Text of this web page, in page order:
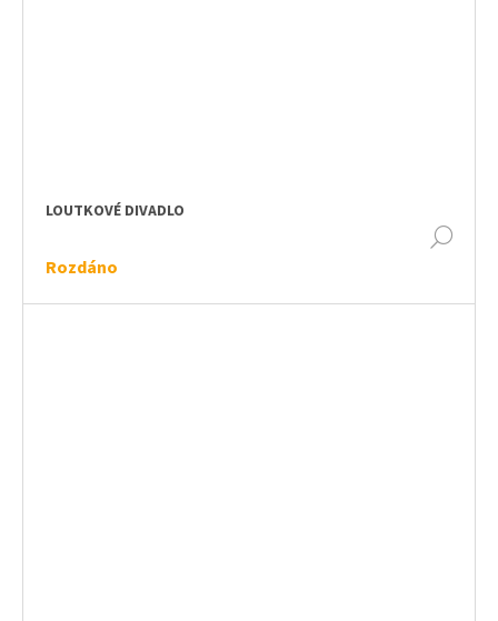
LOUTKOVÉ DIVADLO
Rozdáno